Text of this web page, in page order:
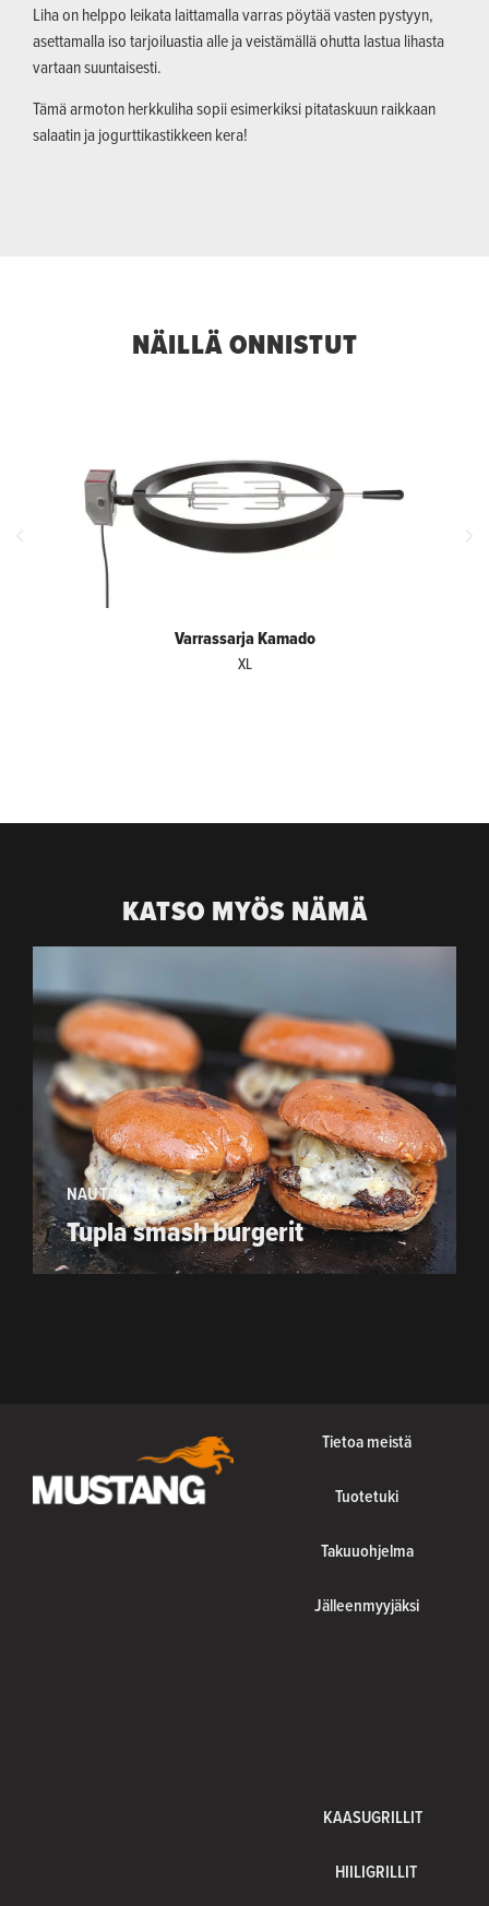
Liha on helppo leikata laittamalla varras pöytää vasten pystyyn,
asettamalla iso tarjoiluastia alle ja veistämällä ohutta lastua lihasta
vartaan suuntaisesti.
Tämä armoton herkkuliha sopii esimerkiksi pitataskuun raikkaan
salaatin ja jogurttikastikkeen kera!
NÄILLÄ ONNISTUT
Varrassarja Kamado
XL
KATSO MYÖS NÄMÄ
NAUTA
Tupla smash burgerit
Tietoa meistä
Tuotetuki
Takuuohjelma
Jälleenmyyjäksi
KAASUGRILLIT
HIILIGRILLIT